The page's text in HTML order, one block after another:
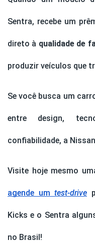
Sentra, recebe um
direto à qualidade de
produzir veículos que
Se você busca um
entre design,
confiabilidade, a
Visite hoje mesmo
agende um test-drive
Kicks e o Sentra
no Brasil!